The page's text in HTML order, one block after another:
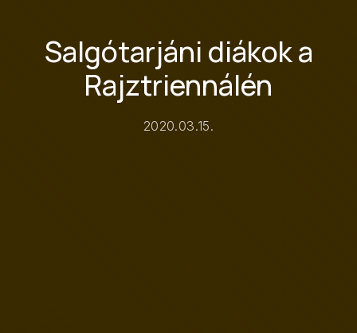
Salgótarjáni diákok a
Rajztriennálén
2020.03.15.